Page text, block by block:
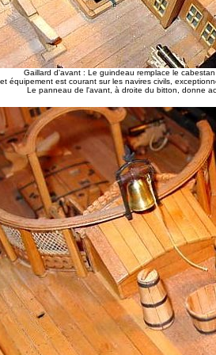
Gaillard d'avant : Le guindeau remplace le
équipement est courant sur les navires civils,
Le panneau de l'avant, à droite du bitton, donne